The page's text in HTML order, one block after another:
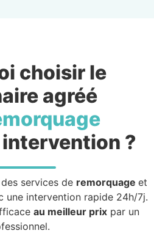
choisir le
agréé
?
services de remorquage et
une intervention rapide 24h/7j.
au meilleur prixpar un